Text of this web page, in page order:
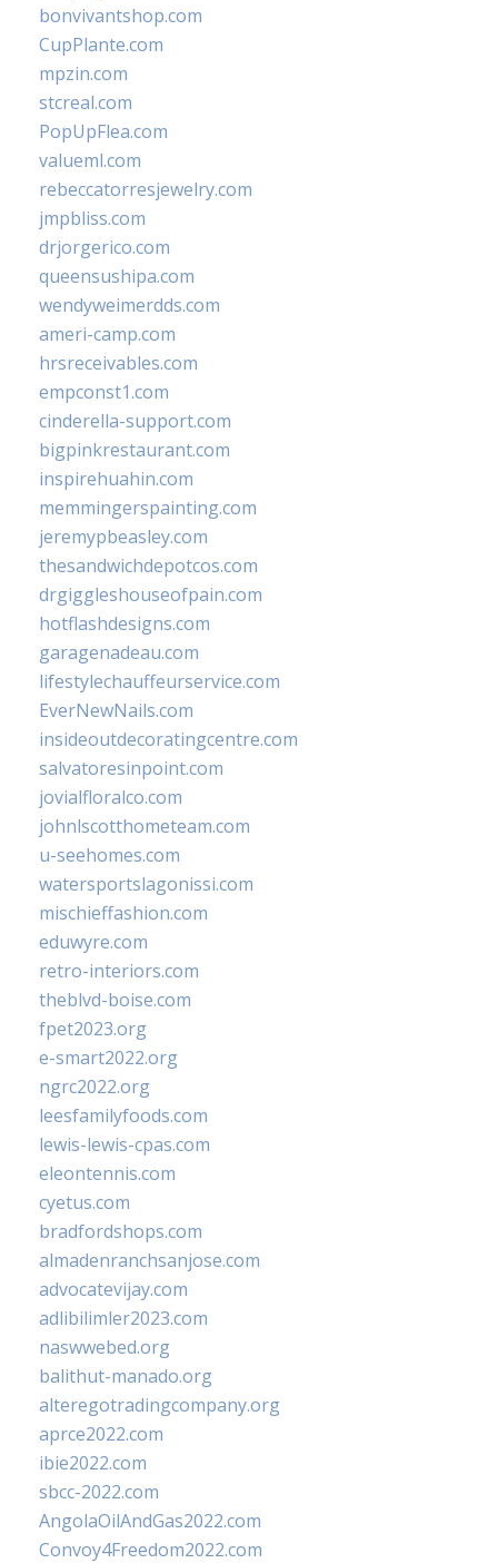
bonvivantshop.com
CupPlante.com
mpzin.com
stcreal.com
PopUpFlea.com
valueml.com
rebeccatorresjewelry.com
jmpbliss.com
drjorgerico.com
queensushipa.com
wendyweimerdds.com
ameri-camp.com
hrsreceivables.com
empconst1.com
cinderella-support.com
bigpinkrestaurant.com
inspirehuahin.com
memmingerspainting.com
jeremypbeasley.com
thesandwichdepotcos.com
drgiggleshouseofpain.com
hotflashdesigns.com
garagenadeau.com
lifestylechauffeurservice.com
EverNewNails.com
insideoutdecoratingcentre.com
salvatoresinpoint.com
jovialfloralco.com
johnlscotthometeam.com
u-seehomes.com
watersportslagonissi.com
mischieffashion.com
eduwyre.com
retro-interiors.com
theblvd-boise.com
fpet2023.org
e-smart2022.org
ngrc2022.org
leesfamilyfoods.com
lewis-lewis-cpas.com
eleontennis.com
cyetus.com
bradfordshops.com
almadenranchsanjose.com
advocatevijay.com
adlibilimler2023.com
naswwebed.org
balithut-manado.org
alteregotradingcompany.org
aprce2022.com
ibie2022.com
sbcc-2022.com
AngolaOilAndGas2022.com
Convoy4Freedom2022.com